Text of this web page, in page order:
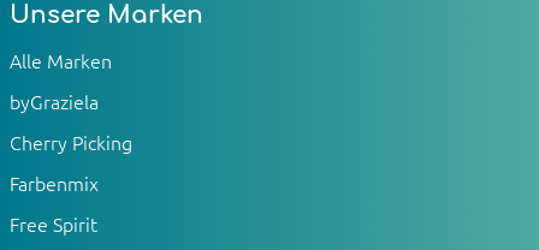
Unsere Marken
Alle Marken
byGraziela
Cherry Picking
Farbenmix
Free Spirit